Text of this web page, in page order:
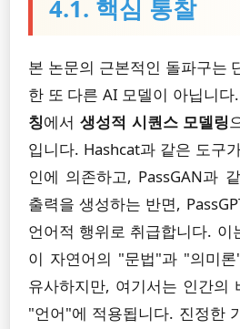
4.1. 핵심 통찰
본 논문의 근본적인 돌파구는
한 또 다른 AI 모델이 아닙니다
칭에서 생성적 시퀀스 모델링
입니다. Hashcat과 같은 도구
인에 의존하고, PassGAN과
출력을 생성하는 반면,
언어적 행위로 취급합니다. 이
이 자연어의 "문법"과 "의미
유사하지만, 여기서는 인간의
"언어"에 적용됩니다. 진정한